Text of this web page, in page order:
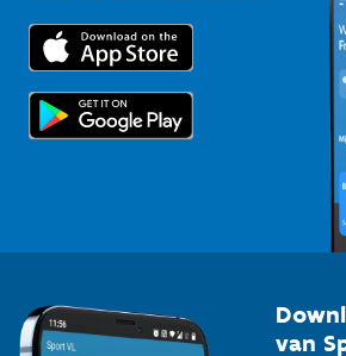
Trainers en begeleiders
Topsporters
Voor de pers
van